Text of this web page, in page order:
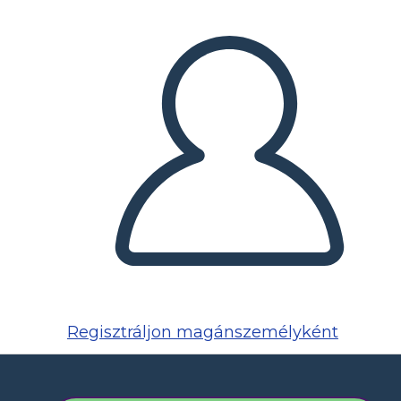
Regisztráljon magánszemélyként